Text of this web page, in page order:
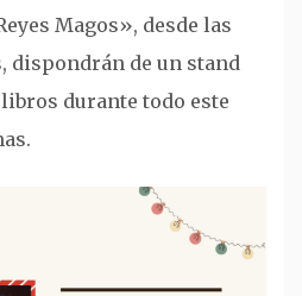
Magos», desde las
dispondrán de un stand
durante todo este